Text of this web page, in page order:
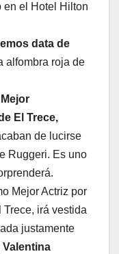
en el Hotel Hilton
data de
alfombra roja de
El Trece,
de lucirse
Ruggeri. Es uno
Mejor Actriz por
Trece, irá vestida
justamente
Valentina